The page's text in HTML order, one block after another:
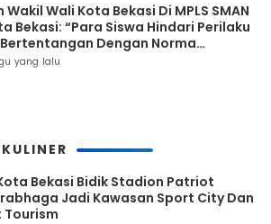
Wakil Wali Kota Bekasi Di MPLS SMAN
Bekasi: “Para Siswa Hindari Perilaku
Dengan Norma
Maupun Agama”
yang lalu
Bekasi Bidik Stadion Patriot
Jadi Kawasan Sport City Dan
Tourism